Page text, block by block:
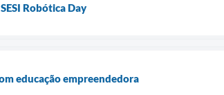
Robótica Day
educação empreendedora